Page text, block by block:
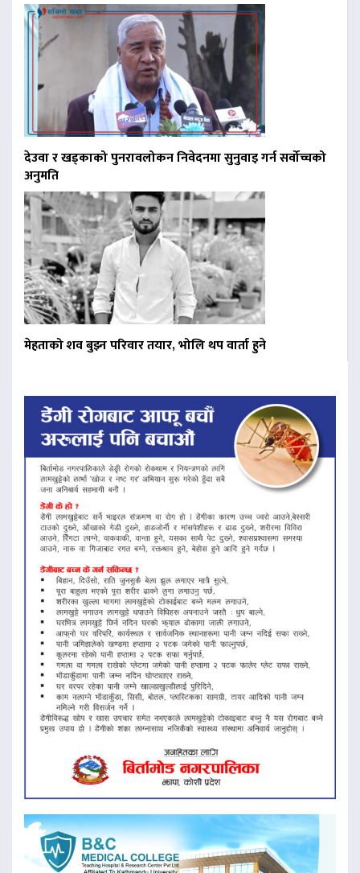
देउवा र खड्काको पुनरावलोकन निवेदनमा सुनुवाइ गर्न सर्वोच्चको
अनुमति
मेहताको शव बुझ्न परिवार तयार, भोलि थप वार्ता हुने